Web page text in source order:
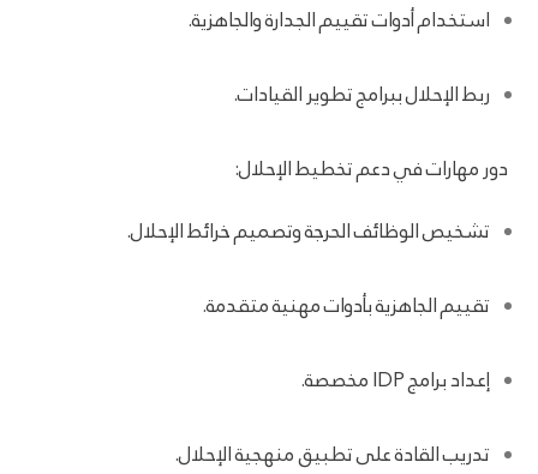
استخدام أدوات تقييم الجدارة والجاهزية.
ربط الإحلال ببرامج تطوير القيادات.
دور مهارات في دعم تخطيط الإحلال:
تشخيص الوظائف الحرجة وتصميم خرائط الإحلال.
تقييم الجاهزية بأدوات مهنية متقدمة.
إعداد برامج IDP مخصصة.
تدريب القادة على تطبيق منهجية الإحلال.